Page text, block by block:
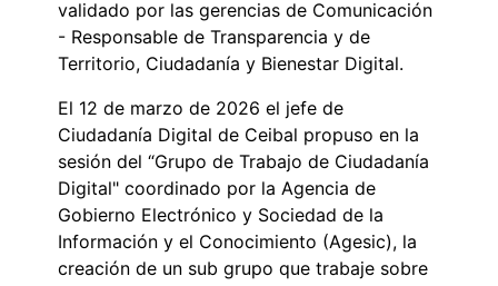
validado por las gerencias de Comunicación
- Responsable de Transparencia y de
Territorio, Ciudadanía y Bienestar Digital.
El 12 de marzo de 2026 el jefe de
Ciudadanía Digital de Ceibal propuso en la
sesión del “Grupo de Trabajo de Ciudadanía
Digital" coordinado por la Agencia de
Gobierno Electrónico y Sociedad de la
Información y el Conocimiento (Agesic), la
creación de un sub grupo que trabaje sobre